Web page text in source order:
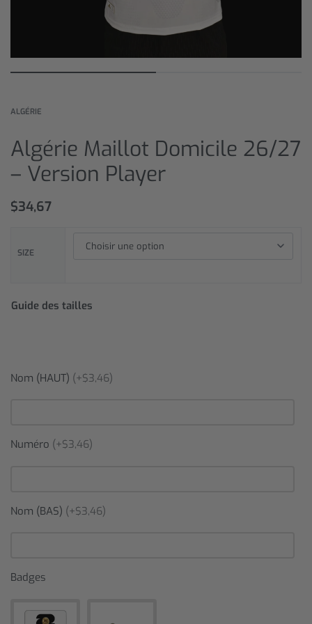
ALGÉRIE
Algérie Maillot Domicile 26/27
– Version Player
$34,67
SIZE
Guide des tailles
Nom (HAUT) (+$3,46)
Numéro (+$3,46)
Nom (BAS) (+$3,46)
Badges